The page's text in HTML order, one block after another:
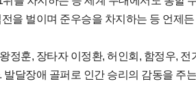
을 벌이며 준우승을 차지하는 등 언제
정훈, 장타자 이정환, 허인회, 함정우,
발달장애 골퍼로 인간 승리의 감동을 주